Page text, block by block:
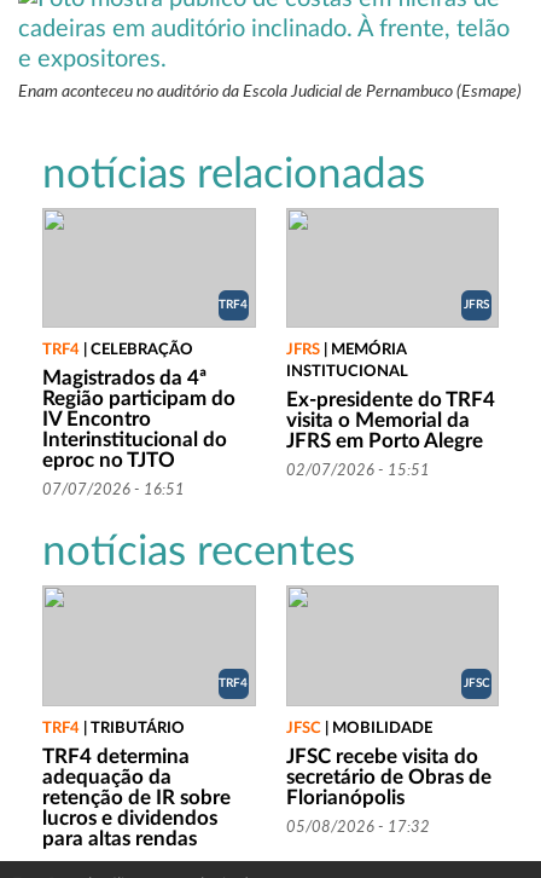
Enam aconteceu no auditório da Escola Judicial de Pernambuco (Esmape)
notícias relacionadas
TRF4
TRF4 CELEBRAÇÃO
Magistrados da 4ª
Região participam do
IV Encontro
Interinstitucional do
eproc no TJTO
07/07/2026 - 16:51
JFRS
JFRS|
MEMÓRIA
INSTITUCIONAL
Ex-presidente do TRF4
visita o Memorial da
JFRS em Porto Alegre
02/07/2026 - 15:51
notícias recentes
TRF4
TRF4 TRIBUTÁRIO
TRF4 determina
adequação da
retenção de IR sobre
lucros e dividendos
para altas rendas
05/08/2026 - 18:34
JFSC
JFSC| MOBILIDADE
JFSC recebe visita do
secretário de Obras de
Florianópolis
05/08/2026 - 17:32